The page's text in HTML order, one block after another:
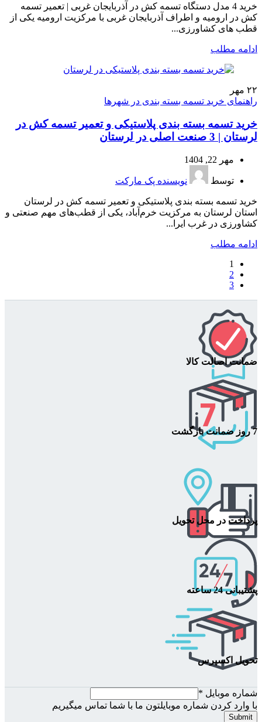
خرید 4 مدل دستگاه تسمه‌ کش در آذربایجان غربی | تعمیر تسمه
کش در ارومیه و اطراف آذربایجان غربی با مرکزیت ارومیه یکی از
قطب‌ های کشاورزی...
ادامه مطلب
۲۲ مهر
راهنمای خرید تسمه بسته بندی در شهرها
خرید تسمه بسته بندی پلاستیکی و تعمیر تسمه کش در
لرستان | 3 صنعت اصلی در لرستان
مهر 22, 1404
توسط نویسنده پک مارکت
خرید تسمه بسته بندی پلاستیکی و تعمیر تسمه کش در لرستان
استان لرستان به مرکزیت خرم‌آباد، یکی از قطب‌های مهم صنعتی و
کشاورزی در غرب ایرا...
ادامه مطلب
1
2
3
ضمانت اصالت کالا
7 روز ضمانت بازگشت
پرداخت در محل تحویل
پشتیبانی 24 ساعته
تحویل اکسپرس
شماره موبایل *
با وارد کردن شماره موبایلتون ما با شما تماس میگیریم
Submit